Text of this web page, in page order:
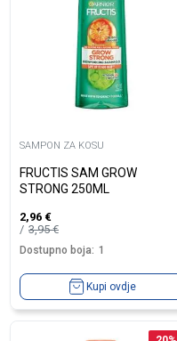
SAMPON ZA KOSU
FRUCTIS SAM GROW
STRONG 250ML
2,96 €
3,95€
Dostupno boja: 1
Kupi ovdje